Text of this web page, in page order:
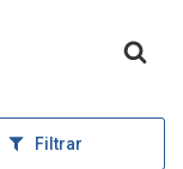
Filtrar